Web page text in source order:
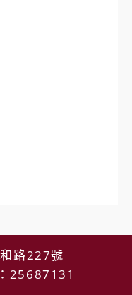
路227號
25687131